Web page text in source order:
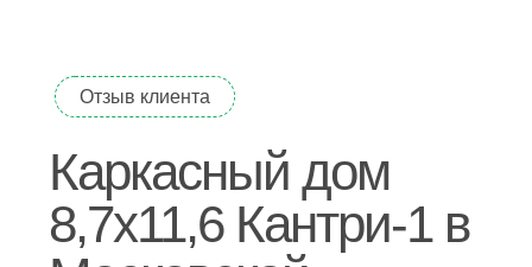
А-фреймы
Барнхаусы
Двухэтажные дома
Одноэтажные дома
Отзыв клиента
Каркасный дом
8,7х11,6 Кантри-1 в